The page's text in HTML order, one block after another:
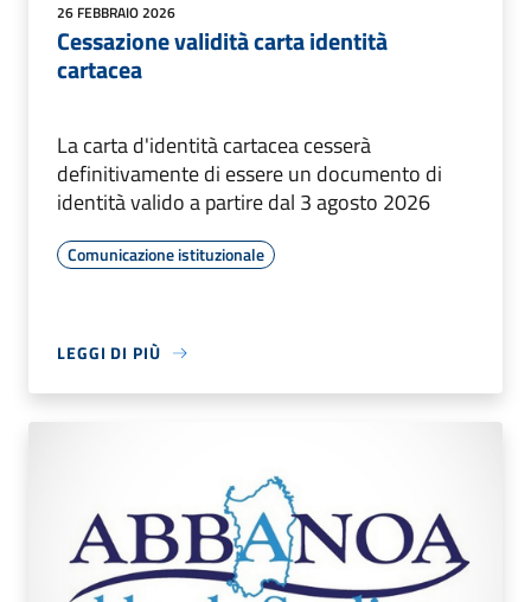
26 FEBBRAIO 2026
Cessazione validità carta identità
cartacea
La carta d'identità cartacea cesserà
definitivamente di essere un documento di
identità valido a partire dal 3 agosto 2026
Comunicazione istituzionale
LEGGI DI PIÙ